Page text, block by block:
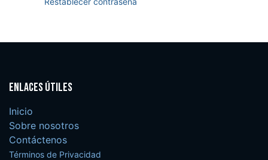
Enlaces útiles
Inicio
Sobre nosotros
Contáctenos
Términos de Privacidad